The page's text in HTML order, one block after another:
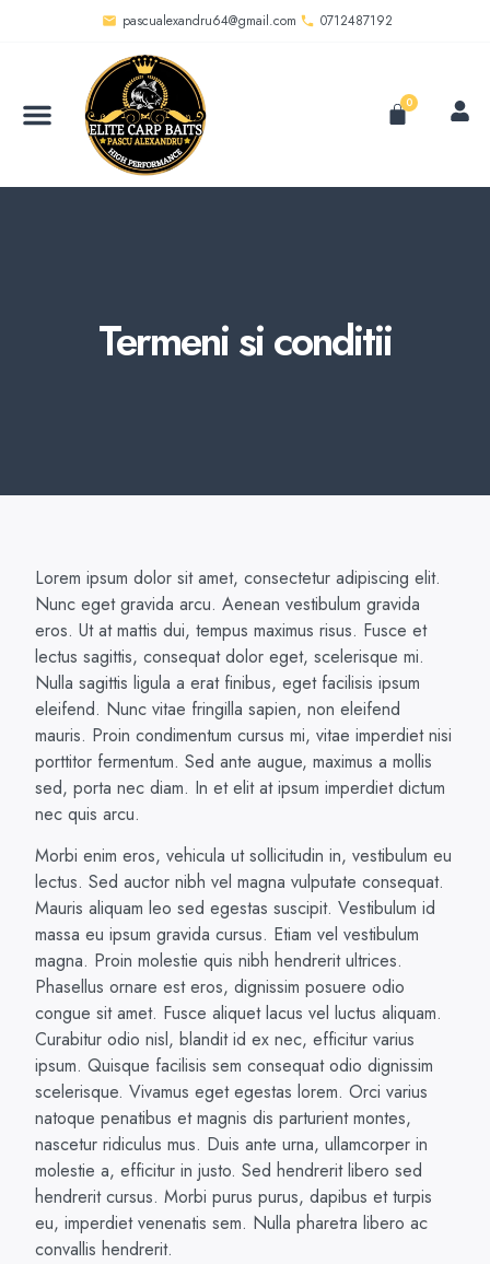
pascualexandru64@gmail.com 0712487192
0
Termeni si conditii
Lorem ipsum dolor sit amet, consectetur adipiscing elit.
Nunc eget gravida arcu. Aenean vestibulum gravida
eros. Ut at mattis dui, tempus maximus risus. Fusce et
lectus sagittis, consequat dolor eget, scelerisque mi.
Nulla sagittis ligula a erat finibus, eget facilisis ipsum
eleifend. Nunc vitae fringilla sapien, non eleifend
mauris. Proin condimentum cursus mi, vitae imperdiet nisi
porttitor fermentum. Sed ante augue, maximus a mollis
sed, porta nec diam. In et elit at ipsum imperdiet dictum
nec quis arcu.
Morbi enim eros, vehicula ut sollicitudin in, vestibulum eu
lectus. Sed auctor nibh vel magna vulputate consequat.
Mauris aliquam leo sed egestas suscipit. Vestibulum id
massa eu ipsum gravida cursus. Etiam vel vestibulum
magna. Proin molestie quis nibh hendrerit ultrices.
Phasellus ornare est eros, dignissim posuere odio
congue sit amet. Fusce aliquet lacus vel luctus aliquam.
Curabitur odio nisl, blandit id ex nec, efficitur varius
ipsum. Quisque facilisis sem consequat odio dignissim
scelerisque. Vivamus eget egestas lorem. Orci varius
natoque penatibus et magnis dis parturient montes,
nascetur ridiculus mus. Duis ante urna, ullamcorper in
molestie a, efficitur in justo. Sed hendrerit libero sed
hendrerit cursus. Morbi purus purus, dapibus et turpis
eu, imperdiet venenatis sem. Nulla pharetra libero ac
convallis hendrerit.